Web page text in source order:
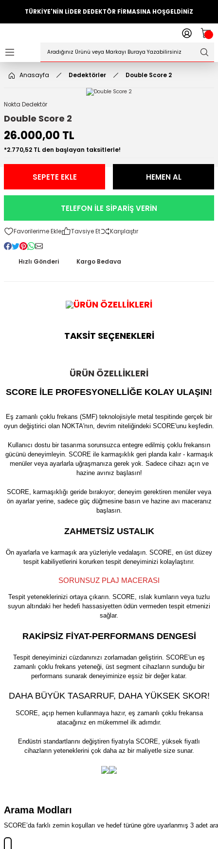
TÜRKİYE'NİN LİDER DEDEKTÖR FİRMASINA HOŞGELDİNİZ
Geri Dön
Anasayfa Dedektörler Double Score 2
Nokta Dedektör
Double Score 2
26.000,00 TL
*2.770,52 TL den başlayan taksitlerle!
SEPETE EKLE HEMEN AL
TELEFON İLE SİPARİŞ VERİN
Tavsiye Et Karşılaştır
Hızlı Gönderi Kargo Bedava
ÜRÜN ÖZELLİKLERİ
TAKSİT SEÇENEKLERİ
ÜRÜN ÖZELLİKLERİ
SCORE İLE PROFESYONELLİĞE KOLAY ULAŞIN!
Eş zamanlı çoklu frekans (SMF) teknolojisiyle metal tespitinde gerçek bir
oyun değiştirici olan NOKTA'nın, devrim niteliğindeki SCORE'unu keşfedin.
Kullanıcı dostu bir tasarıma sorunsuzca entegre edilmiş çoklu frekansın
gücünü deneyimleyin. SCORE ile karmaşıklık geri planda kalır - karmaşık
menüler veya ayarlarla uğraşmanıza gerek yok. Sadece cihazı açın ve
hazine avınız başlasın!
SCORE, karmaşıklığı geride bırakıyor; deneyim gerektiren menüler veya
ön ayarlar yerine, sadece güç düğmesine basın ve hazine avı maceranız
başlasın.
ZAHMETSİZ USTALIK
Ön ayarlarla ve karmaşık ara yüzleriyle vedalaşın. SCORE, en üst düzey
tespit kabiliyetlerini korurken tespit deneyiminizi kolaylaştırır.
SORUNSUZ PLAJ MACERASI
Tespit yeteneklerinizi ortaya çıkarın. SCORE, ıslak kumların veya tuzlu
suyun altındaki her hedefi hassasiyetten ödün vermeden tespit etmenizi
sağlar.
RAKİPSİZ FİYAT-PERFORMANS DENGESİ
Tespit deneyiminizi cüzdanınızı zorlamadan geliştirin. SCORE'un eş
zamanlı çoklu frekans yeteneği, üst segment cihazların sunduğu bir
performans sunarak deneyiminize eşsiz bir değer katar.
DAHA BÜYÜK TASARRUF, DAHA YÜKSEK SKOR!
SCORE, açıp hemen kullanmaya hazır, eş zamanlı çoklu frekansa
atacağınız en mükemmel ilk adımdır.
Endüstri standartlarını değiştiren fiyatıyla SCORE, yüksek fiyatlı
cihazların yeteneklerini çok daha az bir maliyetle size sunar.
Arama Modları
SCORE’da farklı zemin koşulları ve hedef türüne göre uyarlanmış 3 adet